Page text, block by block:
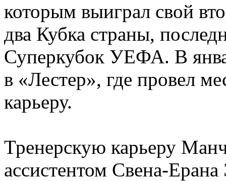
которым выиграл свой
два Кубка страны,
Суперкубок УЕФА. В
в «Лестер», где провел
карьеру.
Тренерскую карьеру
ассистентом Свена-